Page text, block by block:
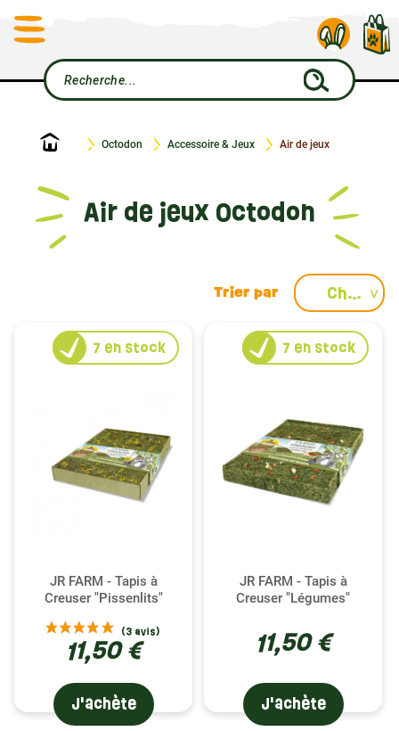
Accueil Octodon Accessoire & Jeux Air de jeux
Air de jeux Octodon
Choisir
JR FARM - Tapis à
Creuser "Pissenlits"
11,50 €
7 en stock
J'achète
JR FARM - Tapis à
Creuser "Légumes"
11,50 €
7 en stock
J'achète